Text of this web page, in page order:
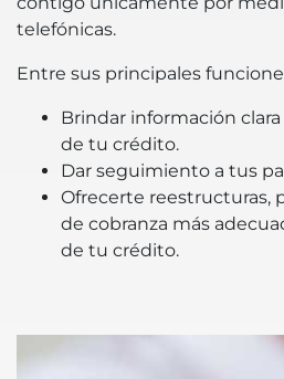
telefónicas.
Entre sus principales
Brindar información
de tu crédito.
Dar seguimiento a tus
Ofrecerte reestructuras,
de cobranza más
de tu crédito.